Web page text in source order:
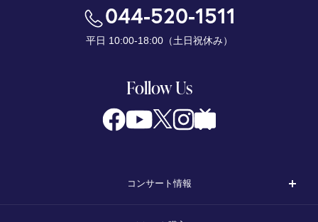
044-520-1511
平日 10:00-18:00（土日祝休み）
Follow Us
コンサート情報